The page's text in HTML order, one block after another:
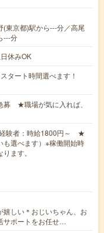
(東京都)駅から---分／高尾
---分
休みOK
タート時間選べます！
★職場が気に入れば、
験者：時給1800円～ ★
も選べます）※稼働開始時
ます。
嬉しい＊おじいちゃん、お
サポートをお任せ…